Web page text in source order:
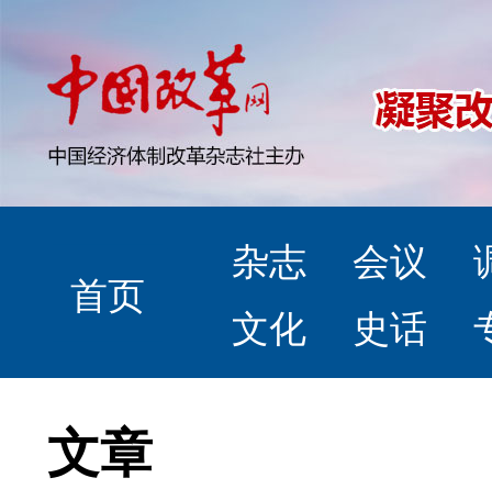
首页
杂志 会议
文化
史话
文章